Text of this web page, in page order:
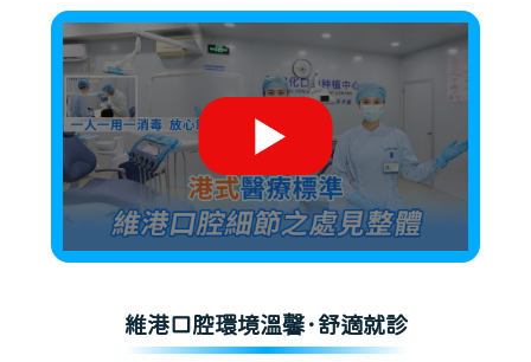
維港口腔環境溫馨·舒適就診